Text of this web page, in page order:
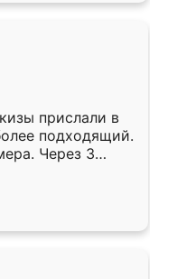
прислали в
подходящий.
Через 3
Остались
Ренессанс